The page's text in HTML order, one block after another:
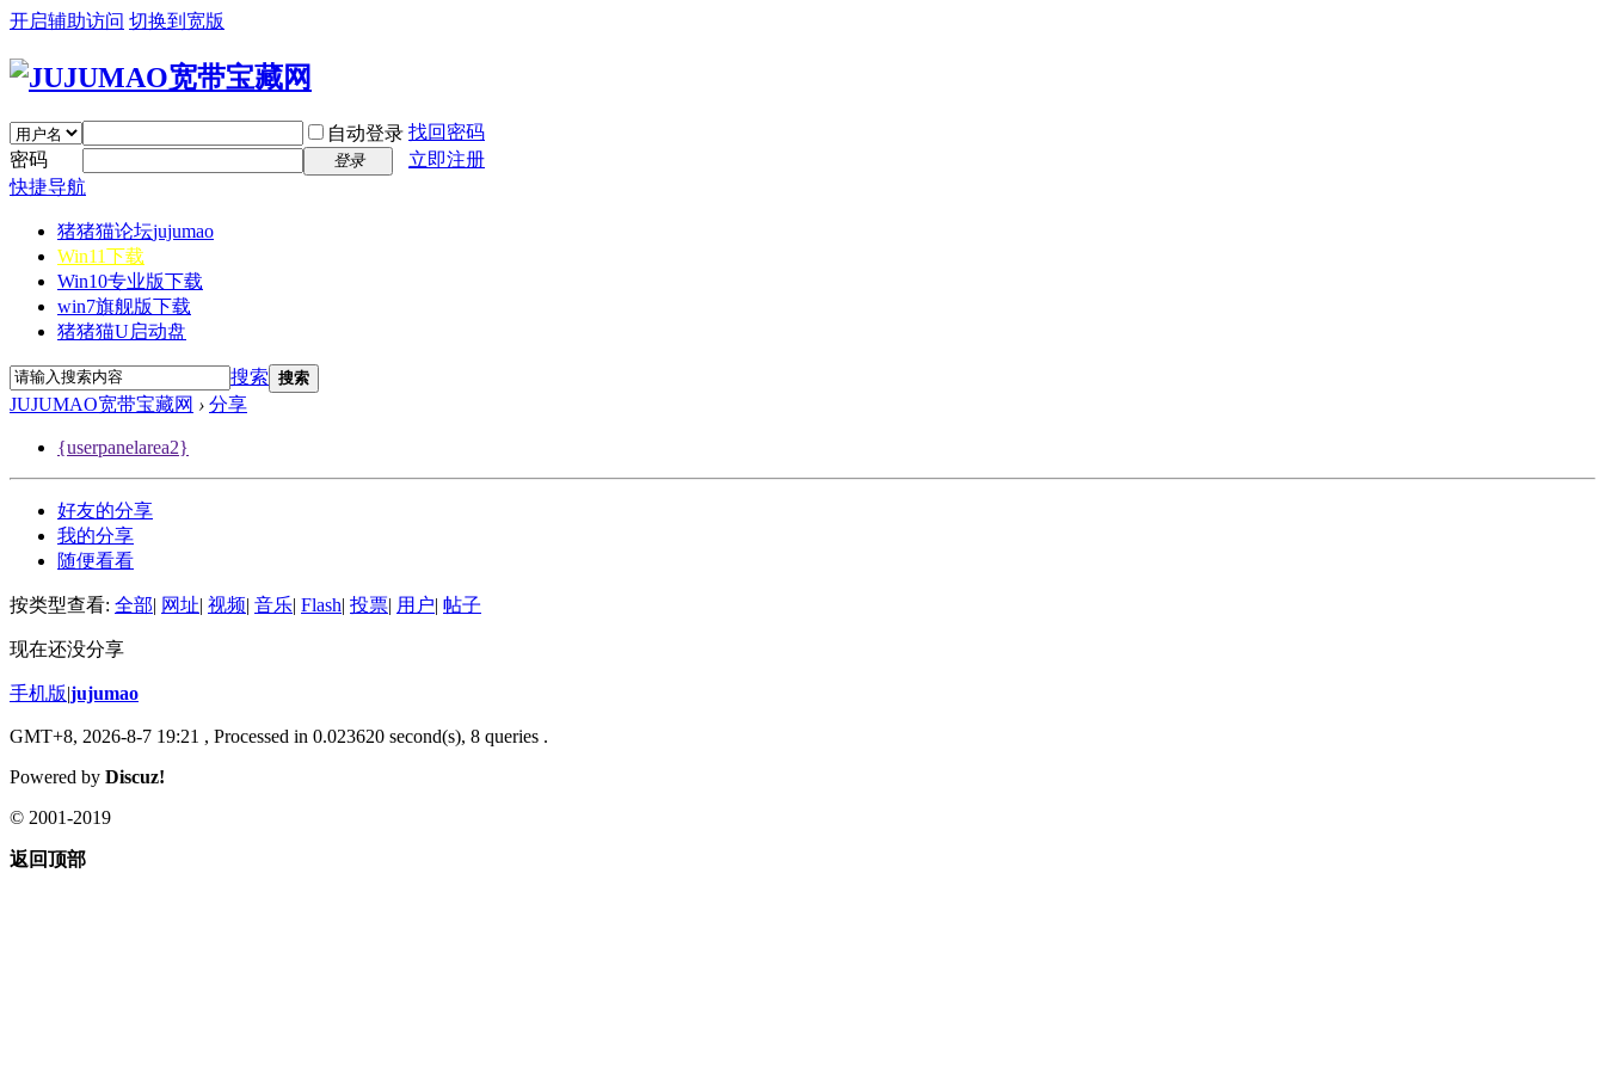
开启辅助访问 切换到宽版
自动登录 找回密码
密码
登录
立即注册
快捷导航
猪猪猫论坛jujumao
Win11下载
Win10专业版下载
win7旗舰版下载
猪猪猫U启动盘
搜索 搜索
JUJUMAO宽带宝藏网 › 分享
{userpanelarea2}
好友的分享
我的分享
随便看看
按类型查看: 全部| 网址| 视频| 音乐| Flash| 投票| 用户| 帖子
现在还没分享
手机版|jujumao
GMT+8, 2026-8-7 19:21 , Processed in 0.023620 second(s), 8 queries .
Powered by Discuz!
© 2001-2019
返回顶部